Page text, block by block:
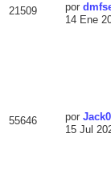
21509 por
14 Ene
55646 por
15 Jul